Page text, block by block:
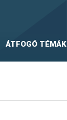
ÁTFOGÓ TÉMÁK